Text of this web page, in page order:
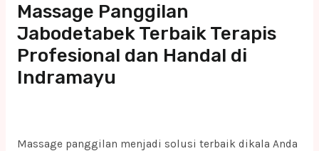
Massage Panggilan
Jabodetabek Terbaik Terapis
Profesional dan Handal di
Indramayu
Massage panggilan menjadi solusi terbaik dikala Anda